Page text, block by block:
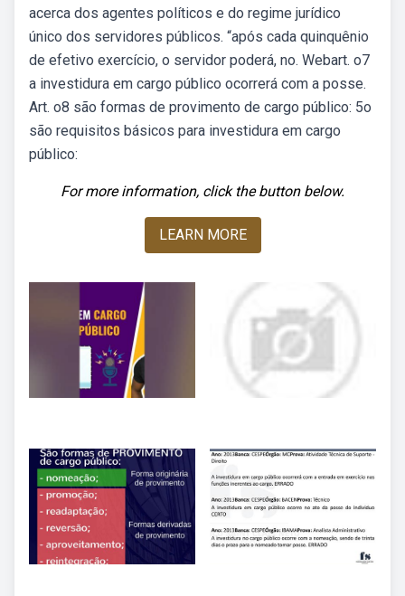
acerca dos agentes políticos e do regime jurídico
único dos servidores públicos. “após cada quinquênio
de efetivo exercício, o servidor poderá, no. Webart. o7
a investidura em cargo público ocorrerá com a posse.
Art. o8 são formas de provimento de cargo público: 5o
são requisitos básicos para investidura em cargo
público:
For more information, click the button below.
LEARN MORE